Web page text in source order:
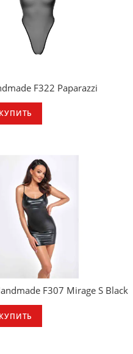
F322 Paparazzi
КУПИТЬ
F307 Mirage S Black
КУПИТЬ